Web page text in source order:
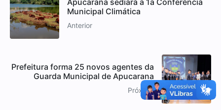
Apucarana sediará a 1a Conferência
Municipal Climática
Anterior
Prefeitura forma 25 novos agentes da
Guarda Municipal de Apucarana
Próximo